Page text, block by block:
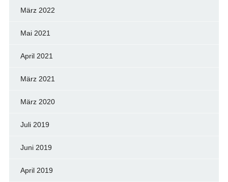
März 2022
Mai 2021
April 2021
März 2021
März 2020
Juli 2019
Juni 2019
April 2019